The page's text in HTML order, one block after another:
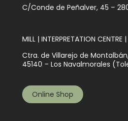
C/Conde de Peñalver, 45 –
MILL | INTERPRETATION CENTRE
Ctra. de Villarejo de
45140 – Los Navalmorales
Online Shop